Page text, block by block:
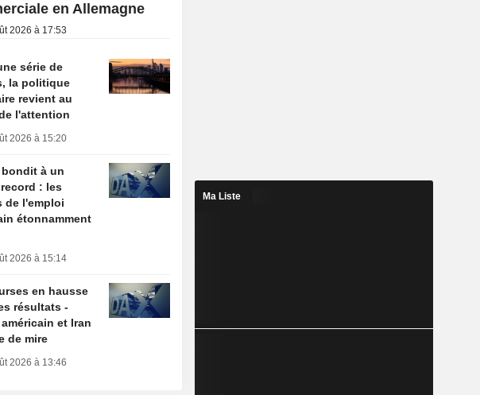
en Allemagne
2026 à 17:53
série de
la politique
revient au
l'attention
2026 à 15:20
bondit à un
: les
de l'emploi
étonnamment
2026 à 15:14
en hausse
résultats -
et Iran
de mire
2026 à 13:46
Ma Liste